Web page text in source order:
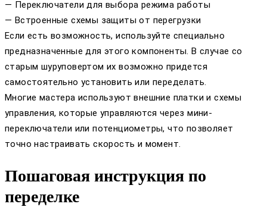
— Переключатели для выбора режима работы
— Встроенные схемы защиты от перегрузки
Если есть возможность, используйте специально
предназначенные для этого компоненты. В случае со
старым шуруповертом их возможно придется
самостоятельно установить или переделать.
Многие мастера используют внешние платки и схемы
управления, которые управляются через мини-
переключатели или потенциометры, что позволяет
точно настраивать скорость и момент.
Пошаговая инструкция по
переделке